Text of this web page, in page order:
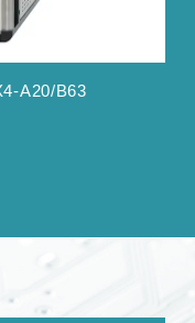
A20/B63